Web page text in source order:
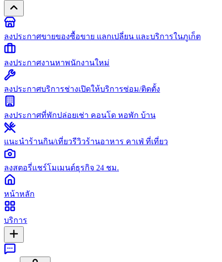
ลงประกาศขายของซื้อขาย แลกเปลี่ยน และบริการในภูเก็ต
ลงประกาศงานหาพนักงานใหม่
ลงประกาศบริการช่างเปิดให้บริการซ่อม/ติดตั้ง
ลงประกาศที่พักปล่อยเช่า คอนโด หอพัก บ้าน
แนะนำร้านกิน/เที่ยวรีวิวร้านอาหาร คาเฟ่ ที่เที่ยว
ลงสตอรี่แชร์โมเมนต์ธุรกิจ 24 ชม.
หน้าหลัก
บริการ